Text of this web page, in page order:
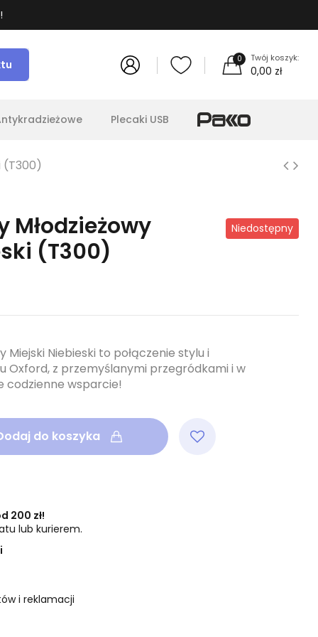
0 Twój koszyk:
0,00 zł
Plecaki USB
(T300)
Młodzieżowy
(T300)
Niedostępny
Miejski Niebieski to połączenie stylu i
Oxford, z przemyślanymi przegródkami i w
codzienne wsparcie!
do koszyka
200 zł!
lub kurierem.
i reklamacji